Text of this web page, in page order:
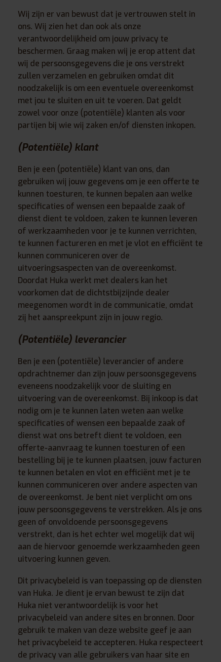
Wij zijn er van bewust dat je vertrouwen stelt in
ons. Wij zien het dan ook als onze
verantwoordelijkheid om jouw privacy te
beschermen. Graag maken wij je erop attent dat
wij de persoonsgegevens die je ons verstrekt
zullen verzamelen en gebruiken omdat dit
noodzakelijk is om een eventuele overeenkomst
met jou te sluiten en uit te voeren. Dat geldt
zowel voor onze (potentiële) klanten als voor
partijen bij wie wij zaken en/of diensten inkopen.
(Potentiële) klant
Ben je een (potentiële) klant van ons, dan
gebruiken wij jouw gegevens om je een offerte te
kunnen toesturen, te kunnen bepalen aan welke
specificaties of wensen een bepaalde zaak of
dienst dient te voldoen, zaken te kunnen leveren
of werkzaamheden voor je te kunnen verrichten,
te kunnen factureren en met je vlot en efficiënt te
kunnen communiceren over de
uitvoeringsaspecten van de overeenkomst.
Doordat Huka werkt met dealers kan het
voorkomen dat de dichtstbijzijnde dealer
meegenomen wordt in de communicatie, omdat
zij het aanspreekpunt zijn in jouw regio.
(Potentiële) leverancier
Ben je een (potentiële) leverancier of andere
opdrachtnemer dan zijn jouw persoonsgegevens
eveneens noodzakelijk voor de sluiting en
uitvoering van de overeenkomst. Bij inkoop is dat
nodig om je te kunnen laten weten aan welke
specificaties of wensen een bepaalde zaak of
dienst wat ons betreft dient te voldoen, een
offerte-aanvraag te kunnen toesturen of een
bestelling bij je te kunnen plaatsen, jouw facturen
te kunnen betalen en vlot en efficiënt met je te
kunnen communiceren over andere aspecten van
de overeenkomst. Je bent niet verplicht om ons
jouw persoonsgegevens te verstrekken. Als je ons
geen of onvoldoende persoonsgegevens
verstrekt, dan is het echter wel mogelijk dat wij
aan de hiervoor genoemde werkzaamheden geen
uitvoering kunnen geven.
Dit privacybeleid is van toepassing op de diensten
van Huka. Je dient je ervan bewust te zijn dat
Huka niet verantwoordelijk is voor het
privacybeleid van andere sites en bronnen. Door
gebruik te maken van deze website geef je aan
het privacybeleid te accepteren. Huka respecteert
de privacy van alle gebruikers van haar site en